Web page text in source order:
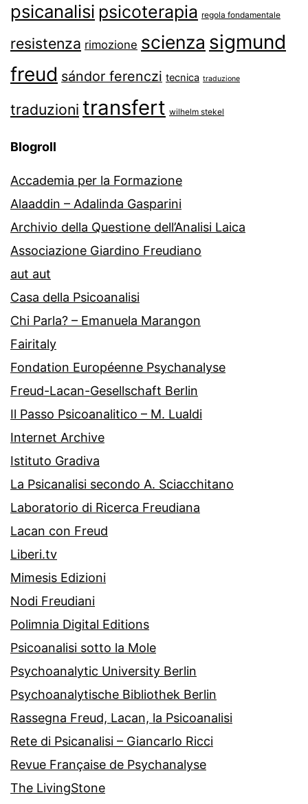
psicanalisi psicoterapia regola fondamentale
resistenza rimozione scienza sigmund
freud sándor ferenczi tecnica traduzione
traduzioni transfert wilhelm stekel
Blogroll
Accademia per la Formazione
Alaaddin – Adalinda Gasparini
Archivio della Questione dell’Analisi Laica
Associazione Giardino Freudiano
aut aut
Casa della Psicoanalisi
Chi Parla? – Emanuela Marangon
Fairitaly
Fondation Européenne Psychanalyse
Freud-Lacan-Gesellschaft Berlin
Il Passo Psicoanalitico – M. Lualdi
Internet Archive
Istituto Gradiva
La Psicanalisi secondo A. Sciacchitano
Laboratorio di Ricerca Freudiana
Lacan con Freud
Liberi.tv
Mimesis Edizioni
Nodi Freudiani
Polimnia Digital Editions
Psicoanalisi sotto la Mole
Psychoanalytic University Berlin
Psychoanalytische Bibliothek Berlin
Rassegna Freud, Lacan, la Psicoanalisi
Rete di Psicanalisi – Giancarlo Ricci
Revue Française de Psychanalyse
The LivingStone